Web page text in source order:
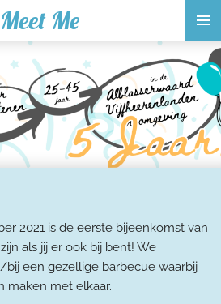
Meet Me
2021 is de eerste bijeenkomst van
als jij er ook bij bent! We
een gezellige barbecue waarbij
maken met elkaar.